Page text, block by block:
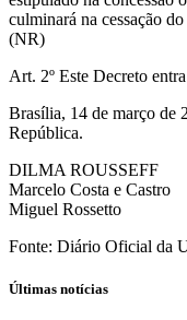
culminará na cessação
(NR)
Art. 2º Este Decreto
Brasília, 14 de março de
República.
DILMA ROUSSEFF
Marcelo Costa e Castro
Miguel Rossetto
Fonte: Diário Oficial da
Últimas notícias